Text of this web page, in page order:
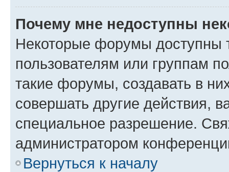
Почему мне недоступны
Некоторые форумы доступны
пользователям или группам
такие форумы, создавать в
совершать другие действия,
специальное разрешение.
администратором
Вернуться к началу